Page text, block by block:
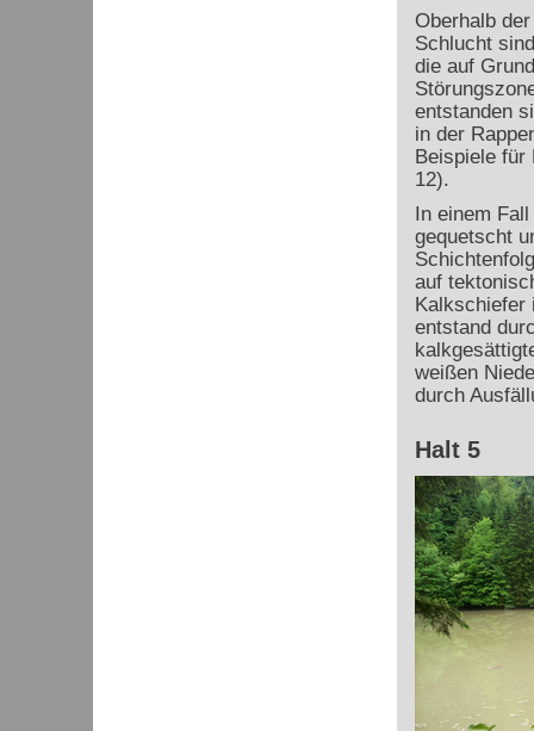
Oberhalb
Schlucht
die auf
entstanden
in der
Beispiele für
12).
In einem
gequetscht
auf
Kalkschiefer
entstand
weißen
durch
Halt 5